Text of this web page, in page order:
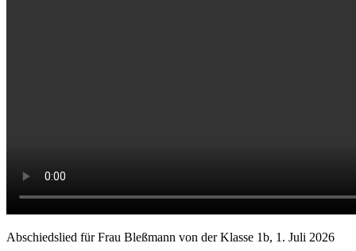
Abschiedslied für Frau Bleßmann von der Klasse 1b, 1. Juli 2026